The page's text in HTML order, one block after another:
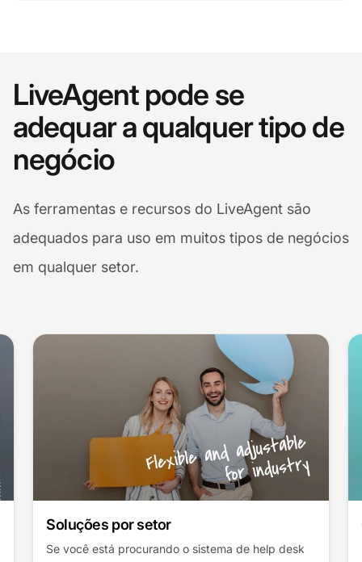
LiveAgent pode se
adequar a qualquer tipo de
negócio
As ferramentas e recursos do LiveAgent são
adequados para uso em muitos tipos de negócios
em qualquer setor.
Casos de uso
LiveAgent traz mudanças positivas para muitas